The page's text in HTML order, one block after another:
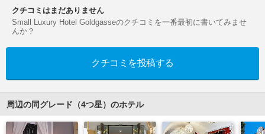
クチコミはまだありません
Small Luxury Hotel Goldgasseのクチコミを一番最初に書いてみませ
んか？
クチコミを投稿する
周辺の同グレード（4つ星）のホテル